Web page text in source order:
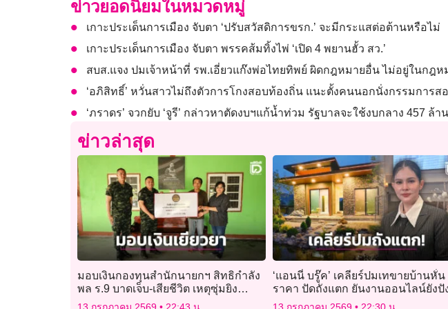
ข่าวยอดนิยมในหมวดหมู่
เกาะประเด็นการเมือง จับตา ‘ปรับสวัสดิการขรก.’ จะมีกระแสต่อต้านหรือไม่
เกาะประเด็นการเมือง จับตา พรรคส้มทิ้งไพ่ ‘เปิด 4 พยานฮั้ว สว.’
สบส.แจง ปมเจ้าหน้าที่ รพ.เอี่ยวแก๊งพ่อไทยทิพย์ ผิดกฎหมายอื่น ไม่อยู่ในกฎ
‘อภิสิทธิ์’ หวั่นสาวไม่ถึงตัวการโกงสอบท้องถิ่น แนะตั้งคนนอกนั่งกรรมการส
‘ภราดร’ จวกยับ​ ‘จูรี​’ ​กล่าวหาตัดงบฯแก้น้ำท่วม​ รัฐบาลจะใช้งบกลาง​ 457 ล้
ข่าวล่าสุด
มอบเงินกองทุนสำนักนายกฯ สิทธิกำลัง
พล ร.9 บาดเจ็บ-เสียชีวิต เหตุซุ่มยิง
ชายแดนไทย-กัมพูชา
‘แอนนี่ บรู๊ค’ เคลียร์ปมเทขายบ้านหั่น
ราคา ปัดถังแตก ยันงานออนไลน์ยังปั